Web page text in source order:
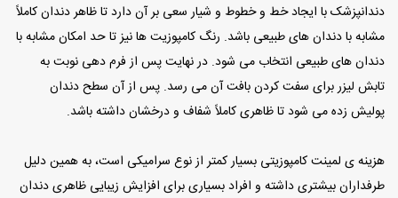
دندانپزشک با ایجاد خط و خطوط و شیار سعی بر آن دارد تا ظاهر دندان کاملاً
مشابه با دندان های طبیعی باشد. رنگ کامپوزیت ها نیز تا حد امکان مشابه با
دندان های طبیعی انتخاب می شود. در نهایت پس از فرم دهی نوبت به
تابش لیزر برای سفت کردن بافت آن می رسد. پس از آن سطح دندان
پولیش زده می شود تا ظاهری کاملاً شفاف و درخشان داشته باشد.
هزینه ی لمینت کامپوزیتی بسیار کمتر از نوع سرامیکی است، به همین دلیل
طرفداران بیشتری داشته و افراد بسیاری برای افزایش زیبایی ظاهری دندان